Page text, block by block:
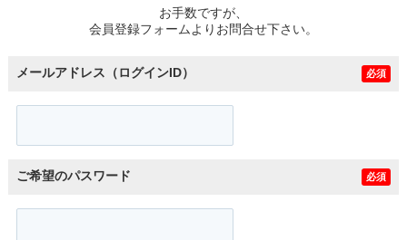
お手数ですが、
会員登録フォームよりお問合せ下さい。
メールアドレス（ログインID） 必須
ご希望のパスワード 必須